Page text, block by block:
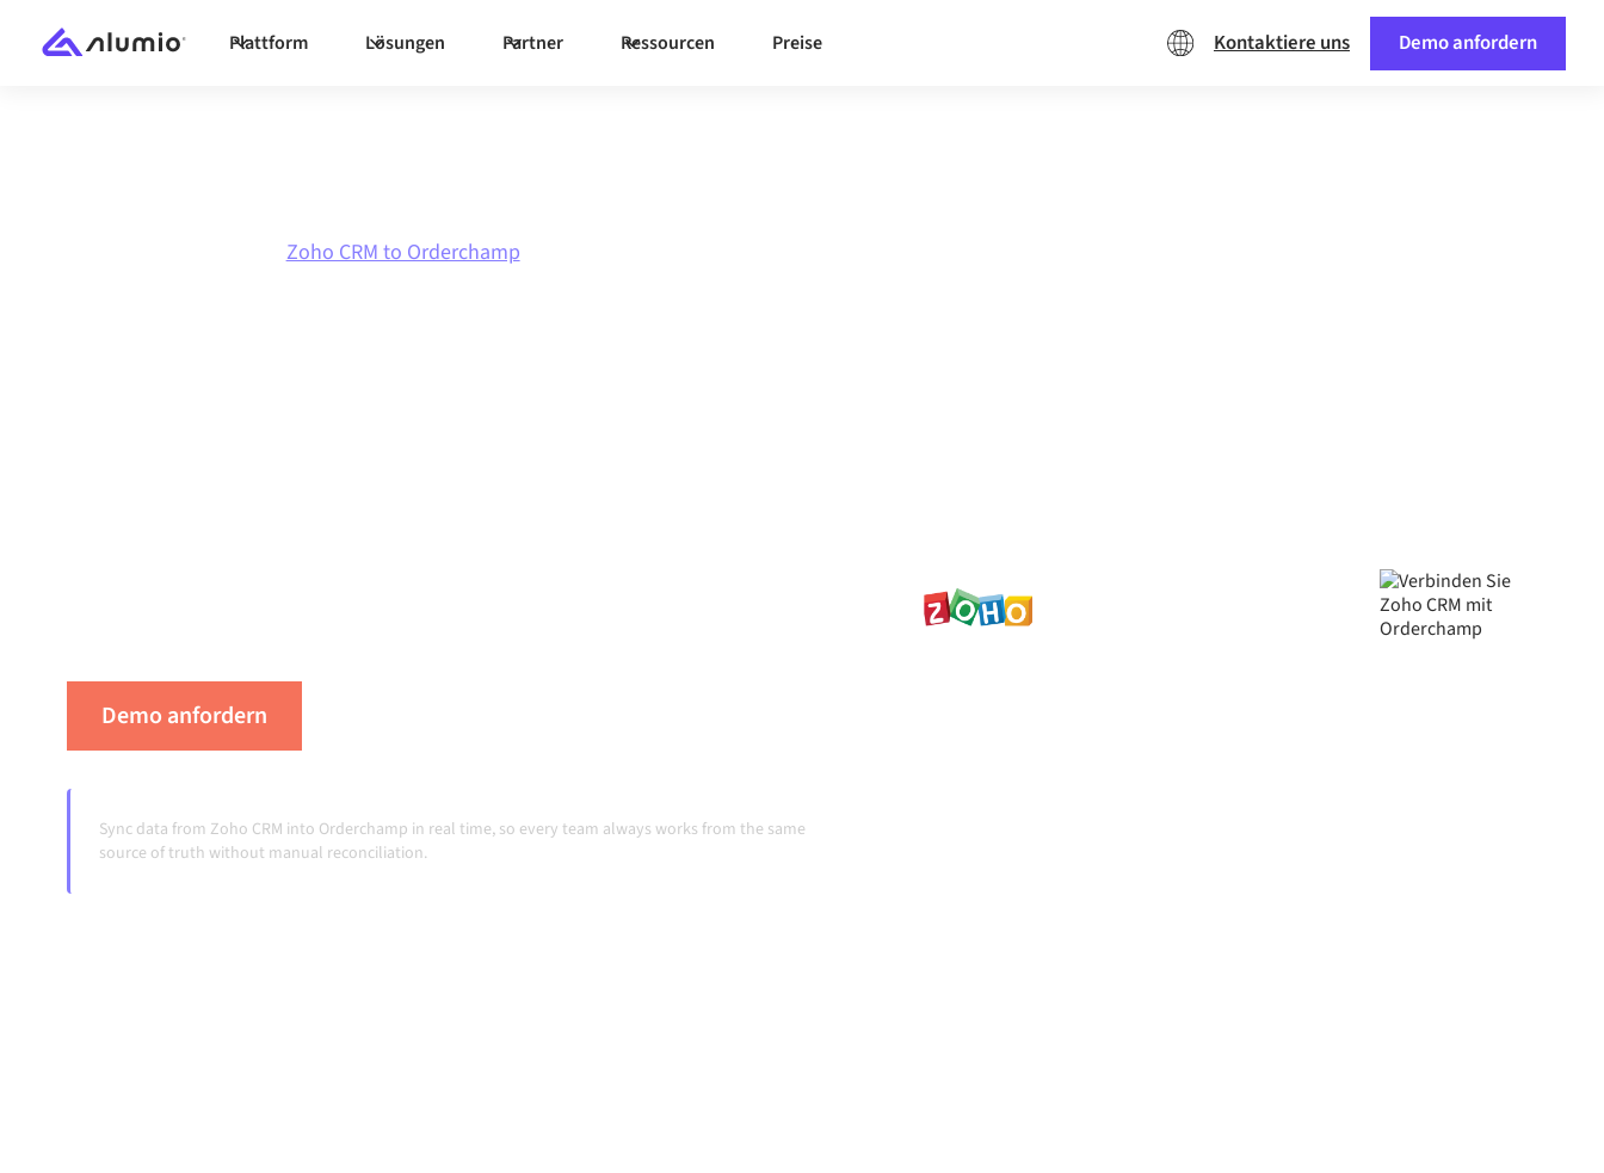
Plattform Lösungen Partner Ressourcen Preise Kontaktiere uns Demo anfordern
Zoho CRM to Orderchamp
Demo anfordern
Sync data from Zoho CRM into Orderchamp in real time, so every team always works from the same
source of truth without manual reconciliation.